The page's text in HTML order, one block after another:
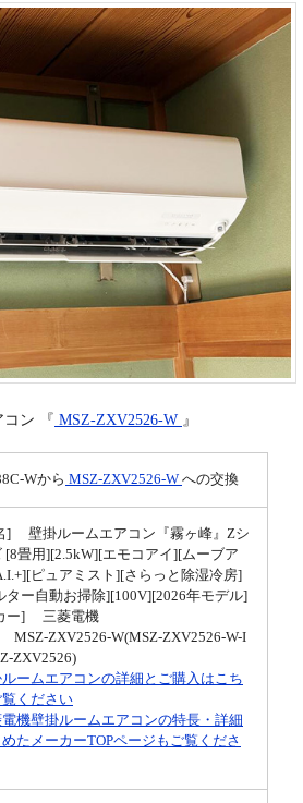
ン 『 MSZ-ZXV2526-W 』
Wから MSZ-ZXV2526-W への交換
] 壁掛ルームエアコン『霧ヶ峰』Zシ
[8畳用][2.5kW][エモコアイ][ムーブア
ピュアミスト][さらっと除湿冷房]
ター自動お掃除][100V][2026年モデル]
ー] 三菱電機
ZXV2526-W(MSZ-ZXV2526-W-I
ZXV2526)
ルームエアコンの詳細とご購入はこち
覧ください
電機壁掛ルームエアコンの特長・詳細
たメーカーTOPページもご覧くださ